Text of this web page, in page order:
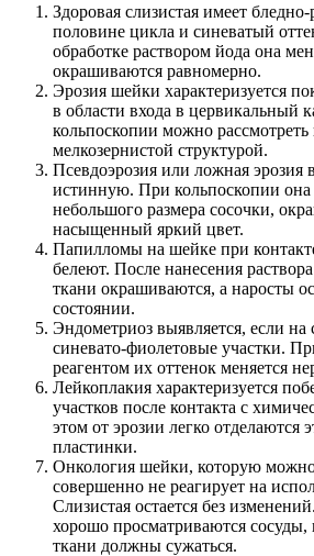
Здоровая слизистая имеет
половине цикла и синеватый
обработке раствором йода она
окрашиваются равномерно.
Эрозия шейки характеризуется
в области входа в цервикальный
кольпоскопии можно
мелкозернистой структурой.
Псевдоэрозия или ложная эрозия
истинную. При кольпоскопии она
небольшого размера сосочки,
насыщенный яркий цвет.
Папилломы на шейке при
белеют. После нанесения
ткани окрашиваются, а наросты
состоянии.
Эндометриоз выявляется, если на
синевато-фиолетовые участки.
реагентом их оттенок меняется
Лейкоплакия характеризуется
участков после контакта с
этом от эрозии легко отделаются
пластинки.
Онкология шейки, которую можно
совершенно не реагирует на
Слизистая остается без
хорошо просматриваются сосуды,
ткани должны сужаться.